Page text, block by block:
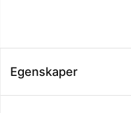
Egenskaper